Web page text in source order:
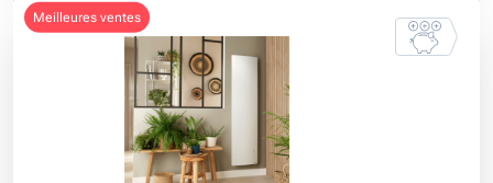
meilleures ventes